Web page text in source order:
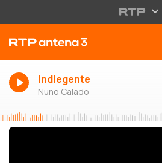
Indiegente
Nuno Calado